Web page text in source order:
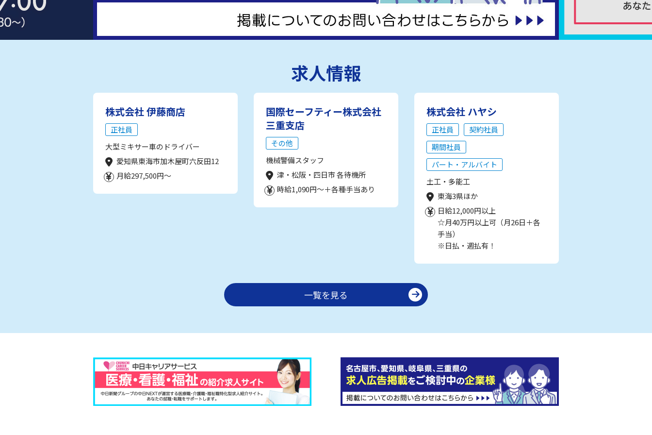
求人情報
株式会社 伊藤商店
正社員
大型ミキサー車のドライバー
愛知県東海市加木屋町六反田12
月給297,500円～
国際セーフティー株式会社
三重支店
その他
機械警備スタッフ
津・松阪・四日市 各待機所
時給1,090円～＋各種手当あり
株式会社 ハヤシ
正社員
契約社員
期間社員
パート・アルバイト
土工・多能工
東海3県ほか
日給12,000円以上
☆月40万円以上可（月26日＋各
手当）
※日払・週払有！
一覧を見る